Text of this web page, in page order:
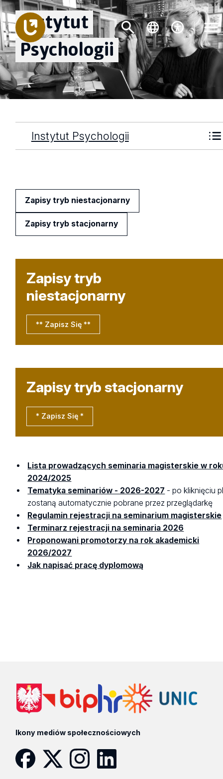
Instytut
Psychologii
Instytut Psychologii
Zapisy tryb niestacjonarny
Zapisy tryb stacjonarny
Zapisy tryb
niestacjonarny
** Zapisz Się **
Zapisy tryb stacjonarny
* Zapisz Się *
Lista prowadzących seminaria magisterskie w
2024/2025
Tematyka seminariów - 2026-2027 -po kliknięciu
zostaną automatycznie pobrane przez przeglądarkę
Regulamin rejestracji na seminarium magisterskie
Terminarz rejestracji na seminaria 2026
Proponowani promotorzy na rok akademicki
2026/2027
Jak napisać pracę dyplomową
Ikony mediów społecznościowych